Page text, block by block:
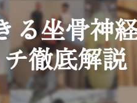
頭痛
る坐骨神
チ徹底解説